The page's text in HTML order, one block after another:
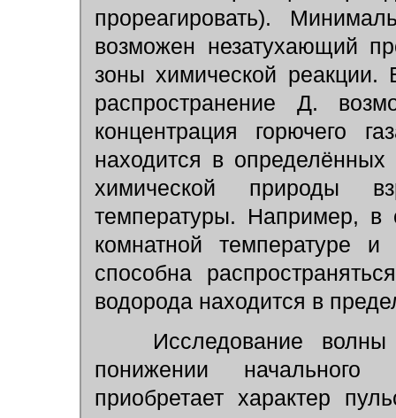
прореагировать).
возможен незатухающий
зоны химической реакции.
распространение Д.
концентрация горючего
находится в
химической природы
температуры. Например, в
комнатной температуре
способна
водорода находится в
Исследование волны
понижении начального
приобретает характер